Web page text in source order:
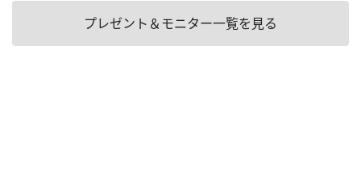
プレゼント＆モニター一覧を見る